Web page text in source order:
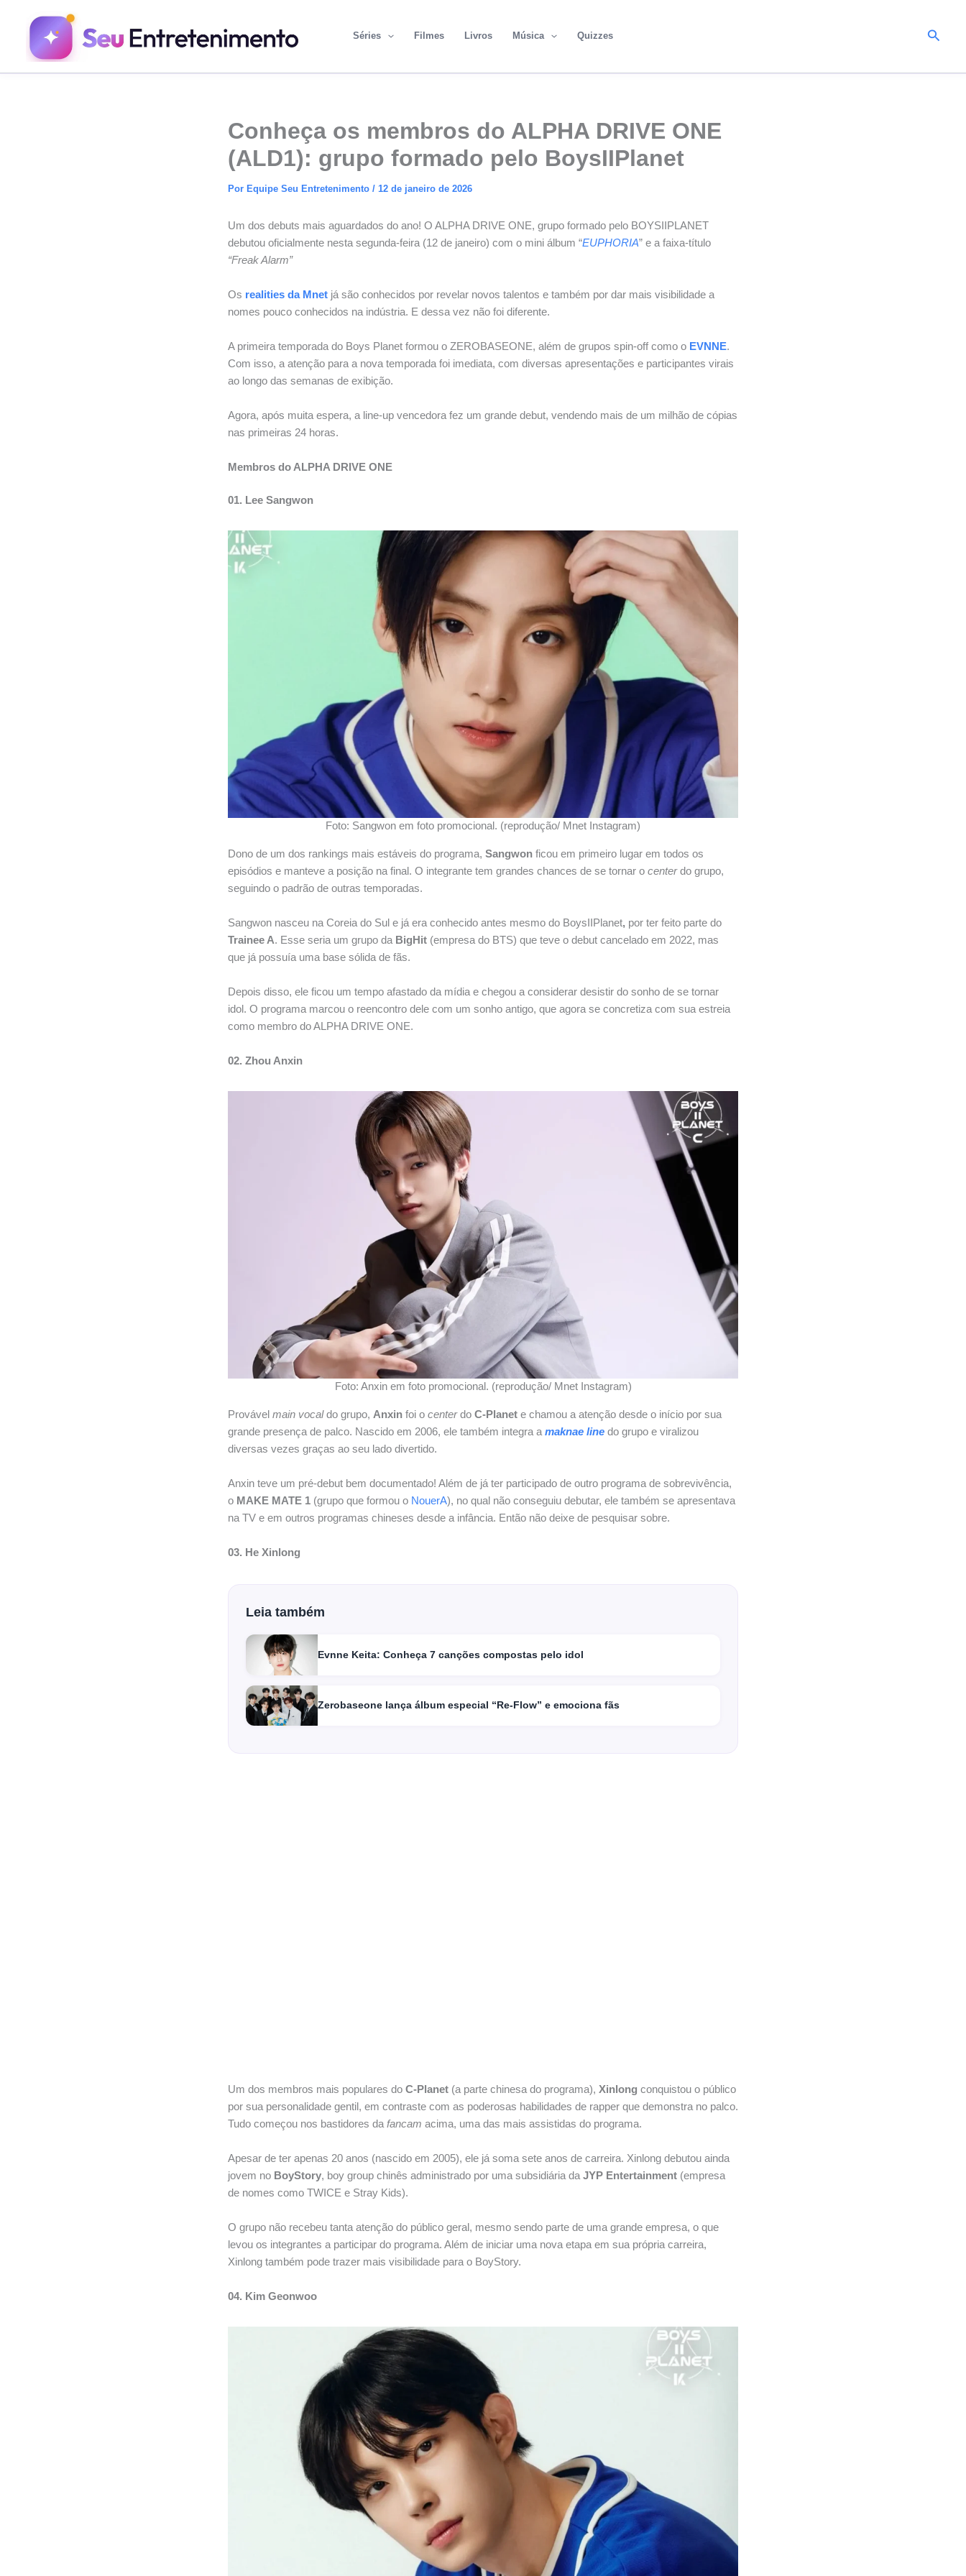
conteúdo
Séries Filmes Livros Música Quizzes
Conheça os membros do ALPHA DRIVE ONE
(ALD1): grupo formado pelo BoysIIPlanet
Por Equipe Seu Entretenimento / 12 de janeiro de 2026
Um dos debuts mais aguardados do ano! O ALPHA DRIVE ONE, grupo formado pelo BOYSIIPLANET
debutou oficialmente nesta segunda-feira (12 de janeiro) com o mini álbum “EUPHORIA” e a faixa-título
“Freak Alarm”
Os realities da Mnet já são conhecidos por revelar novos talentos e também por dar mais visibilidade a
nomes pouco conhecidos na indústria. E dessa vez não foi diferente.
A primeira temporada do Boys Planet formou o ZEROBASEONE, além de grupos spin-off como o EVNNE.
Com isso, a atenção para a nova temporada foi imediata, com diversas apresentações e participantes virais
ao longo das semanas de exibição.
Agora, após muita espera, a line-up vencedora fez um grande debut, vendendo mais de um milhão de cópias
nas primeiras 24 horas.
Membros do ALPHA DRIVE ONE
01. Lee Sangwon
Foto: Sangwon em foto promocional. (reprodução/ Mnet Instagram)
Dono de um dos rankings mais estáveis do programa, Sangwon ficou em primeiro lugar em todos os
episódios e manteve a posição na final. O integrante tem grandes chances de se tornar o centerdo grupo,
seguindo o padrão de outras temporadas.
Sangwon nasceu na Coreia do Sul e já era conhecido antes mesmo do BoysIIPlanet, por ter feito parte do
Trainee A. Esse seria um grupo da BigHit (empresa do BTS) que teve o debut cancelado em 2022, mas
que já possuía uma base sólida de fãs.
Depois disso, ele ficou um tempo afastado da mídia e chegou a considerar desistir do sonho de se tornar
idol. O programa marcou o reencontro dele com um sonho antigo, que agora se concretiza com sua estreia
como membro do ALPHA DRIVE ONE.
02. Zhou Anxin
Foto: Anxin em foto promocional. (reprodução/ Mnet Instagram)
Provável main vocaldo grupo, Anxin foi o centerdo C-Planet e chamou a atenção desde o início por sua
grande presença de palco. Nascido em 2006, ele também integra a maknae line do grupo e viralizou
diversas vezes graças ao seu lado divertido.
Anxin teve um pré-debut bem documentado! Além de já ter participado de outro programa de sobrevivência,
o MAKE MATE 1 (grupo que formou o NouerA), no qual não conseguiu debutar, ele também se apresentava
na TV e em outros programas chineses desde a infância. Então não deixe de pesquisar sobre.
03. He Xinlong
Leia também
Evnne Keita: Conheça 7 canções compostas pelo idol
Zerobaseone lança álbum especial “Re-Flow” e emociona fãs
Um dos membros mais populares do C-Planet (a parte chinesa do programa), Xinlong conquistou o público
por sua personalidade gentil, em contraste com as poderosas habilidades de rapper que demonstra no palco.
Tudo começou nos bastidores da fancam acima, uma das mais assistidas do programa.
Apesar de ter apenas 20 anos (nascido em 2005), ele já soma sete anos de carreira. Xinlong debutou ainda
jovem no BoyStory, boy group chinês administrado por uma subsidiária da JYP Entertainment (empresa
de nomes como TWICE e Stray Kids).
O grupo não recebeu tanta atenção do público geral, mesmo sendo parte de uma grande empresa, o que
levou os integrantes a participar do programa. Além de iniciar uma nova etapa em sua própria carreira,
Xinlong também pode trazer mais visibilidade para o BoyStory.
04. Kim Geonwoo